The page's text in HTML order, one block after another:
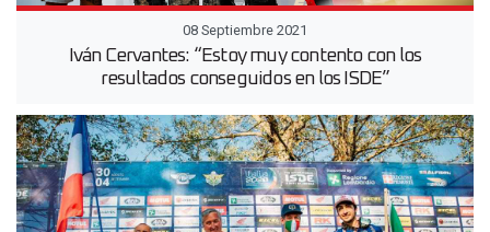
08 Septiembre 2021
Iván Cervantes: “Estoy muy contento con los
resultados conseguidos en los ISDE”